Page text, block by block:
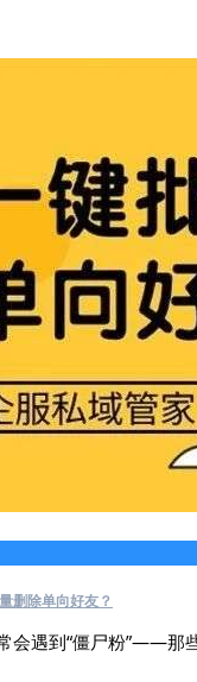
删除单向好友？
会遇到“僵尸粉”——那